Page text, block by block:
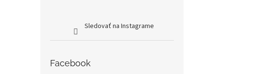
Sledovať na Instagrame
Facebook